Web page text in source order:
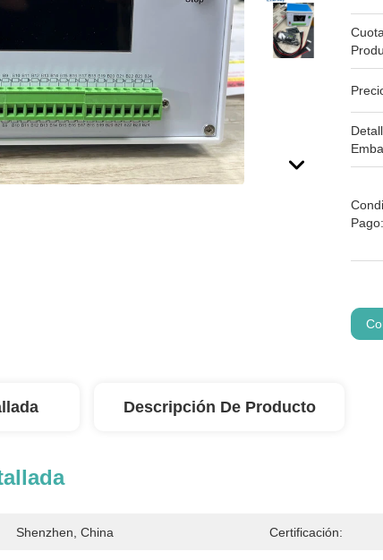
Pago:
Descripción De Producto
Shenzhen, China Certificación: